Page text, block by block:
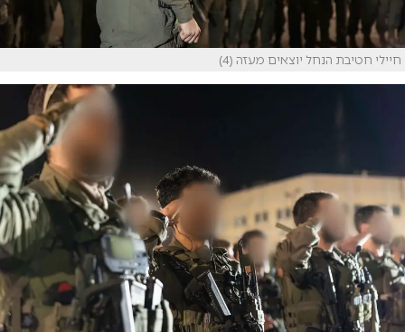
חיילי חטיבת הנחל יוצאים מעזה (4)